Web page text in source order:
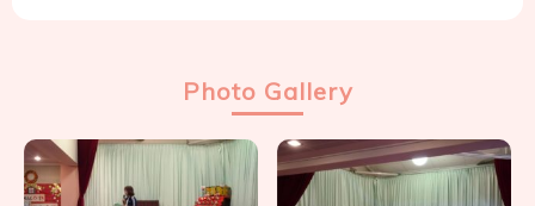
Photo Gallery